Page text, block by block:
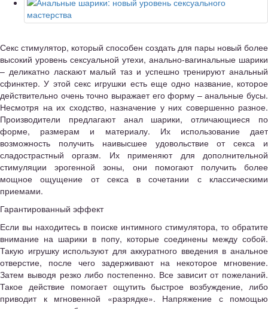
Секс стимулятор, который способен создать для пары новый более
высокий уровень сексуальной утехи, анально-вагинальные шарики
– деликатно ласкают малый таз и успешно тренируют анальный
сфинктер. У этой секс игрушки есть еще одно название, которое
действительно очень точно выражает его форму – анальные бусы.
Несмотря на их сходство, назначение у них совершенно разное.
Производители предлагают анал шарики, отличающиеся по
форме, размерам и материалу. Их использование дает
возможность получить наивысшее удовольствие от секса и
сладострастный оргазм. Их применяют для дополнительной
стимуляции эрогенной зоны, они помогают получить более
мощное ощущение от секса в сочетании с классическими
приемами.
Гарантированный эффект
Если вы находитесь в поиске интимного стимулятора, то обратите
внимание на шарики в попу, которые соединены между собой.
Такую игрушку используют для аккуратного введения в анальное
отверстие, после чего задерживают на некоторое мгновение.
Затем выводя резко либо постепенно. Все зависит от пожеланий.
Такое действие помогает ощутить быстрое возбуждение, либо
приводит к мгновенной «разрядке». Напряжение с помощью